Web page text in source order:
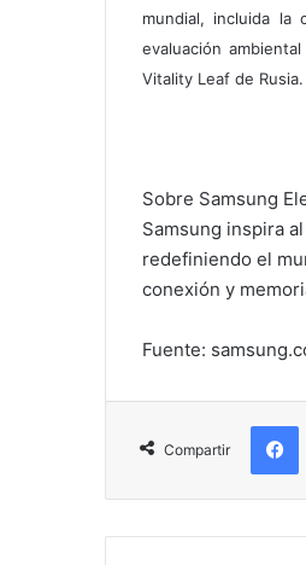
mundial, incluida la
evaluación
Vitality Leaf de Rusia.
Sobre Samsung
Samsung inspira
redefiniendo el
conexión y
Fuente:
Compartir